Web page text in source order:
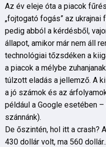
Az év eleje óta a piacok
„fojtogató fogás” az
pedig abból a kérdésből,
állapot, amikor már nem áll
technológiai tőzsdéken a
a piacok a mélybe
túlzott eladás a jellemző. A
a jó számok és az
például a Google esetében
szánnánk).
De őszintén, hol itt a crash?
430 dollár volt, ma 560